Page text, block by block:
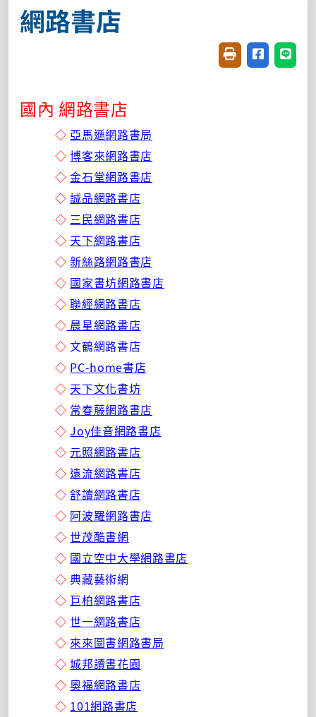
網路書店
友善列印(開新視
分享至臉書
分享
國內 網路書店
◇ 亞馬遜網路書局
◇博客來網路書店
◇金石堂網路書店
◇誠品網路書店
◇ 三民網路書店
◇ 天下網路書店
◇新絲路網路書店
◇ 國家書坊網路書店
◇ 聯經網路書店
◇ 晨星網路書店
◇ 文鶴網路書店
◇ PC-home書店
◇ 天下文化書坊
◇ 常春藤網路書店
◇Joy佳音網路書店
◇ 元照網路書店
◇遠流網路書店
◇舒讀網路書店
◇ 阿波羅網路書店
◇ 世茂酷書網
◇ 國立空中大學網路書店
◇ 典藏藝術網
◇ 巨柏網路書店
◇ 世一網路書店
◇ 來來圖書網路書局
◇城邦讀書花園
◇ 奧福網路書店
◇ 101網路書店